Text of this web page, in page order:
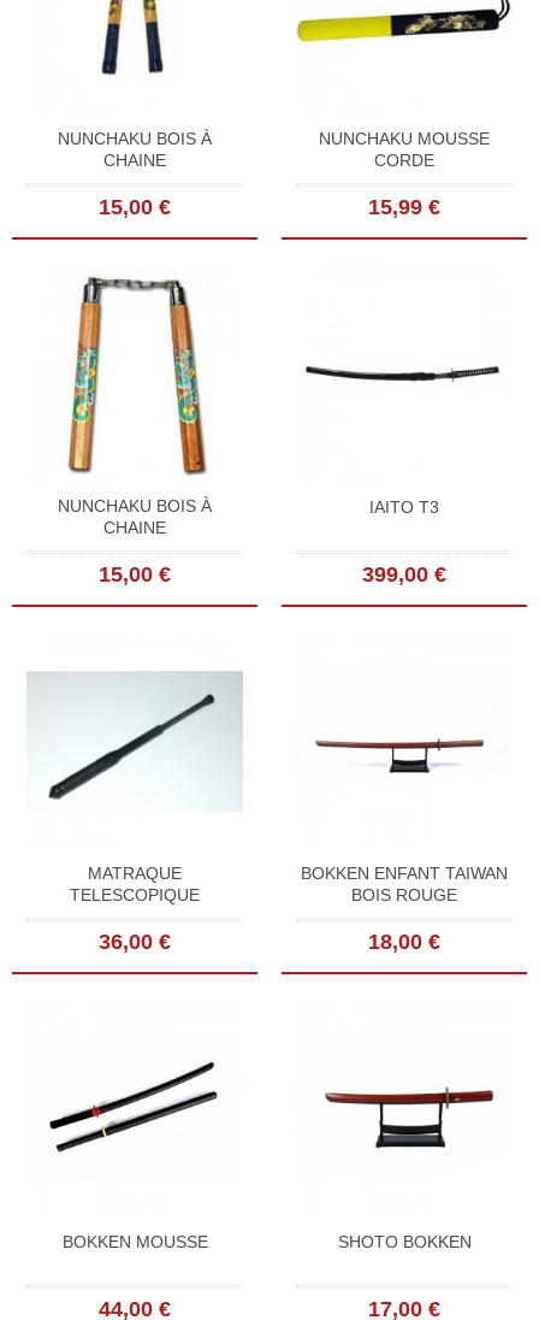
NUNCHAKU BOIS À
CHAINE
15,00 €
NUNCHAKU MOUSSE
CORDE
15,99 €
NUNCHAKU BOIS À
CHAINE
15,00 €
IAITO T3
399,00 €
MATRAQUE
TELESCOPIQUE
36,00 €
BOKKEN ENFANT TAIWAN
BOIS ROUGE
18,00 €
BOKKEN MOUSSE
44,00 €
SHOTO BOKKEN
17,00 €